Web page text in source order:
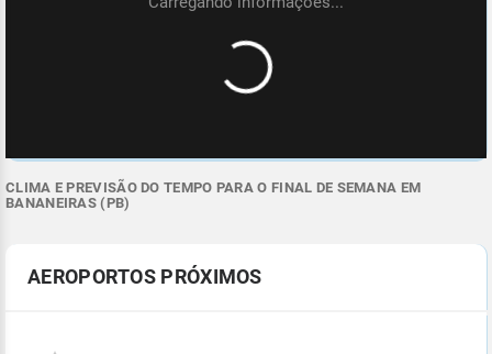
CLIMA E PREVISÃO DO TEMPO PARA O FINAL DE SEMANA EM
BANANEIRAS (PB)
AEROPORTOS PRÓXIMOS